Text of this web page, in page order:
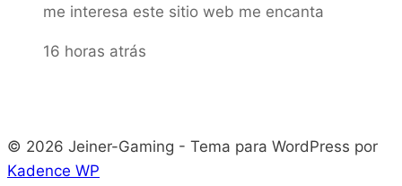
me interesa este sitio web me encanta
16 horas atrás
© 2026 Jeiner-Gaming - Tema para WordPress por
Kadence WP